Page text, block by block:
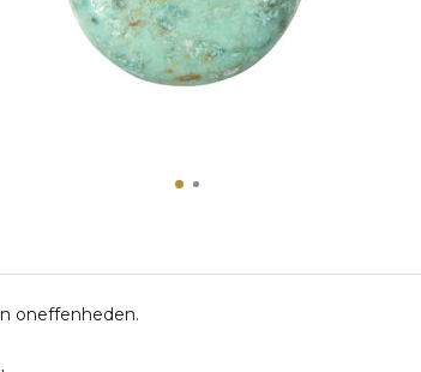
oneffenheden.